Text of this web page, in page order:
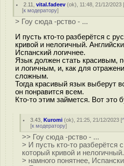
2.11 ,vital.fadeev (ok), 11:48, 21/12/2023
[к модератору]
> Гоу сюда -рство - ...
И пусть кто-то разберётся с
кривой и нелогичный.
Испанский логичнее.
Язык должен стать красивым,
и логичным, и, как для
сложным.
Тогда красивый язык выберут
он понравится всем.
Кто-то этим займется. Вот это
3.43 ,Kuromi (ok), 21:25, 21/12/2023 [
[к модератору]
>> Гоу сюда -рство - ...
> И пусть кто-то разберётся
который кривой и
> намного понятнее,